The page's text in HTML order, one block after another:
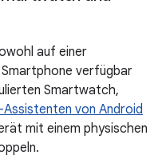
auf einer
verfügbar
Smartwatch,
von Android
mit einem physischen